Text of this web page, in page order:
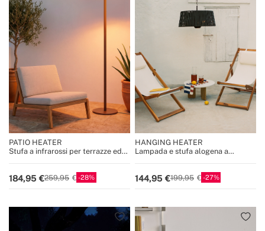
PATIO HEATER
Stufa a infrarossi per terrazze ed
184,95 259,95 28
HANGING HEATER
Lampada e stufa alogena a
144,95 199,95 27